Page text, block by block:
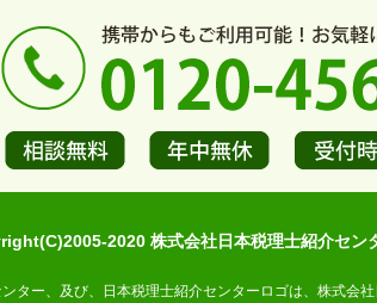
2020 株式会社日本税理士紹介セ
ター、及び、日本税理士紹介センターロゴは、株式会